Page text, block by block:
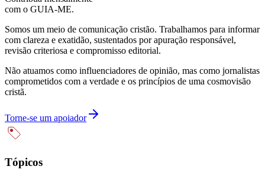
com o GUIA-ME.
Somos um meio de comunicação cristão. Trabalhamos para informar
com clareza e exatidão, sustentados por apuração responsável,
revisão criteriosa e compromisso editorial.
Não atuamos como influenciadores de opinião, mas como jornalistas
comprometidos com a verdade e os princípios de uma cosmovisão
cristã.
Torne-se um apoiador
Tópicos